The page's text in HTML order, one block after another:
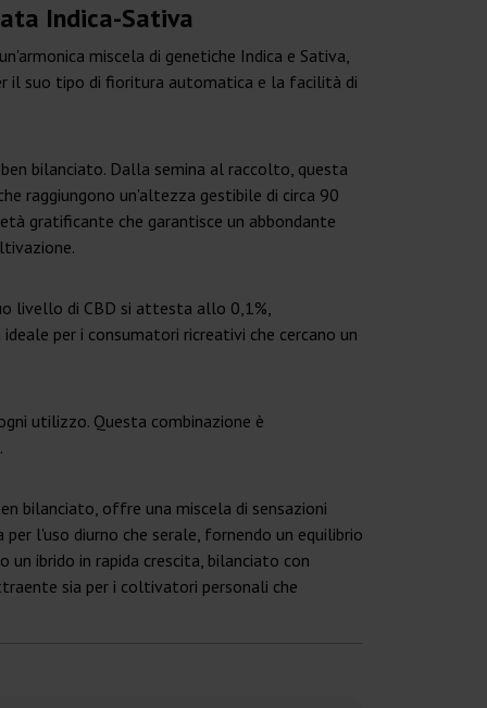
Indica-Sativa
miscela di genetiche Indica e Sativa,
il suo tipo di fioritura automatica e la facilità di
bilanciato. Dalla semina al raccolto, questa
raggiungono un'altezza gestibile di circa 90
gratificante che garantisce un abbondante
livello di CBD si attesta allo 0,1%,
per i consumatori ricreativi che cercano un
utilizzo. Questa combinazione è
bilanciato, offre una miscela di sensazioni
l'uso diurno che serale, fornendo un equilibrio
un ibrido in rapida crescita, bilanciato con
sia per i coltivatori personali che